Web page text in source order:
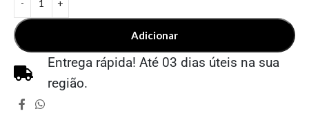
Adicionar
Entrega rápida! Até 03 dias úteis na sua
região.